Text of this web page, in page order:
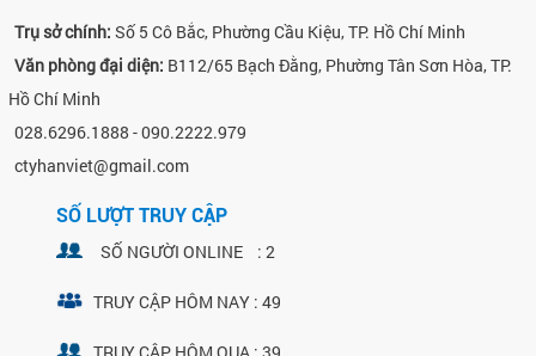
Trụ sở chính: Số 5 Cô Bắc, Phường Cầu Kiệu, TP. Hồ Chí Minh
Văn phòng đại diện: B112/65 Bạch Đằng, Phường Tân Sơn Hòa, TP.
Hồ Chí Minh
028.6296.1888 - 090.2222.979
ctyhanviet@gmail.com
SỐ LƯỢT TRUY CẬP
SỐ NGƯỜI ONLINE : 2
TRUY CẬP HÔM NAY : 49